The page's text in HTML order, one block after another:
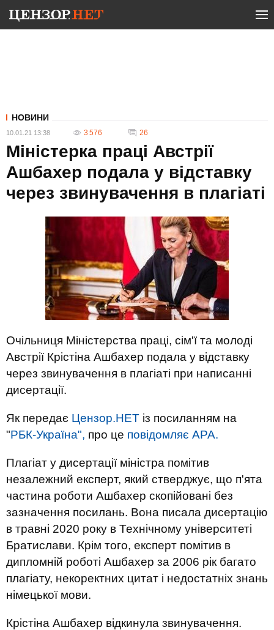
НОВИНИ
10.01.21 13:38 3 576 26
Міністерка праці Австрії
Ашбахер подала у відставку
через звинувачення в плагіаті
Очільниця Міністерства праці, сім'ї та молоді
Австрії Крістіна Ашбахер подала у відставку
через звинувачення в плагіаті при написанні
дисертації.
Як передає Цензор.НЕТ із посиланням на
"РБК-Україна", про це повідомляє АРА.
Плагіат у дисертації міністра помітив
незалежний експерт, який стверджує, що п'ята
частина роботи Ашбахер скопійовані без
зазначення посилань. Вона писала дисертацію
в травні 2020 року в Технічному університеті
Братислави. Крім того, експерт помітив в
дипломній роботі Ашбахер за 2006 рік багато
плагіату, некоректних цитат і недостатніх знань
німецької мови.
Крістіна Ашбахер відкинула звинувачення.